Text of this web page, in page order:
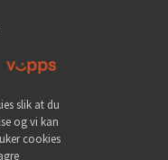
slik at du
og vi kan
cookies